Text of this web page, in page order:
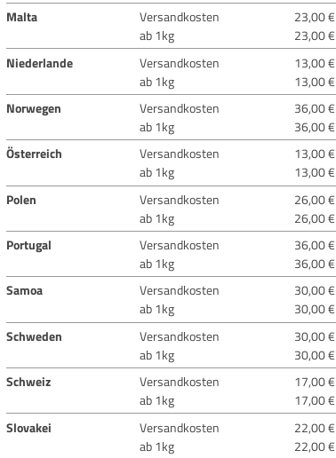
Malta Versandkosten 23,00 €
ab 1kg 23,00 €
Niederlande Versandkosten 13,00 €
ab 1kg 13,00 €
Norwegen Versandkosten 36,00 €
ab 1kg 36,00 €
Österreich Versandkosten 13,00 €
ab 1kg 13,00 €
Polen Versandkosten 26,00 €
ab 1kg 26,00 €
Portugal Versandkosten 36,00 €
ab 1kg 36,00 €
Samoa Versandkosten 30,00 €
ab 1kg 30,00 €
Schweden Versandkosten 30,00 €
ab 1kg 30,00 €
Schweiz Versandkosten 17,00 €
ab 1kg 17,00 €
Slovakei Versandkosten 22,00 €
ab 1kg 22,00 €